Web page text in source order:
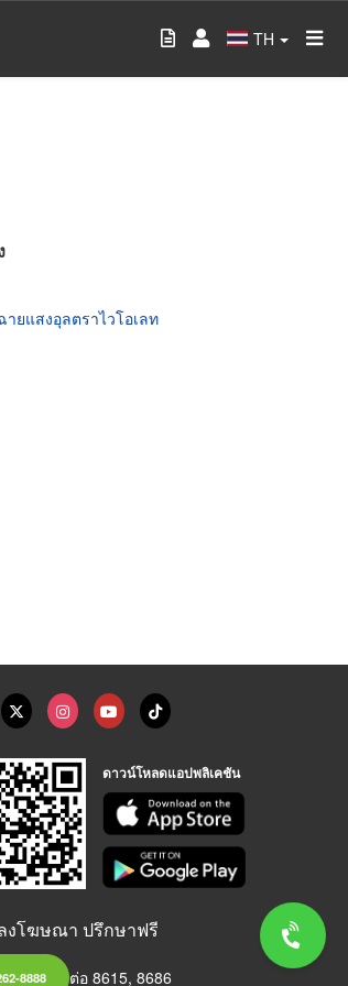
TH
ยแสงอุลตราไวโอเลท
ดาวน์โหลดแอปพลิเคชัน
งโฆษณา ปรึกษาฟรี
8888 ต่อ 8615, 8686